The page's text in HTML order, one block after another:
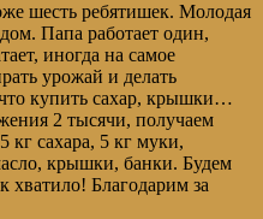
шесть ребятишек. Молодая
Папа работает один,
иногда на самое
урожай и делать
купить сахар, крышки…
2 тысячи, получаем
кг сахара, 5 кг муки,
крышки, банки. Будем
хватило! Благодарим за